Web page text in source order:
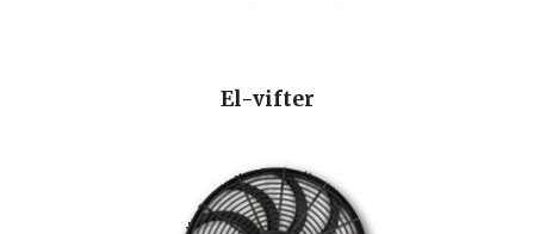
El-vifter